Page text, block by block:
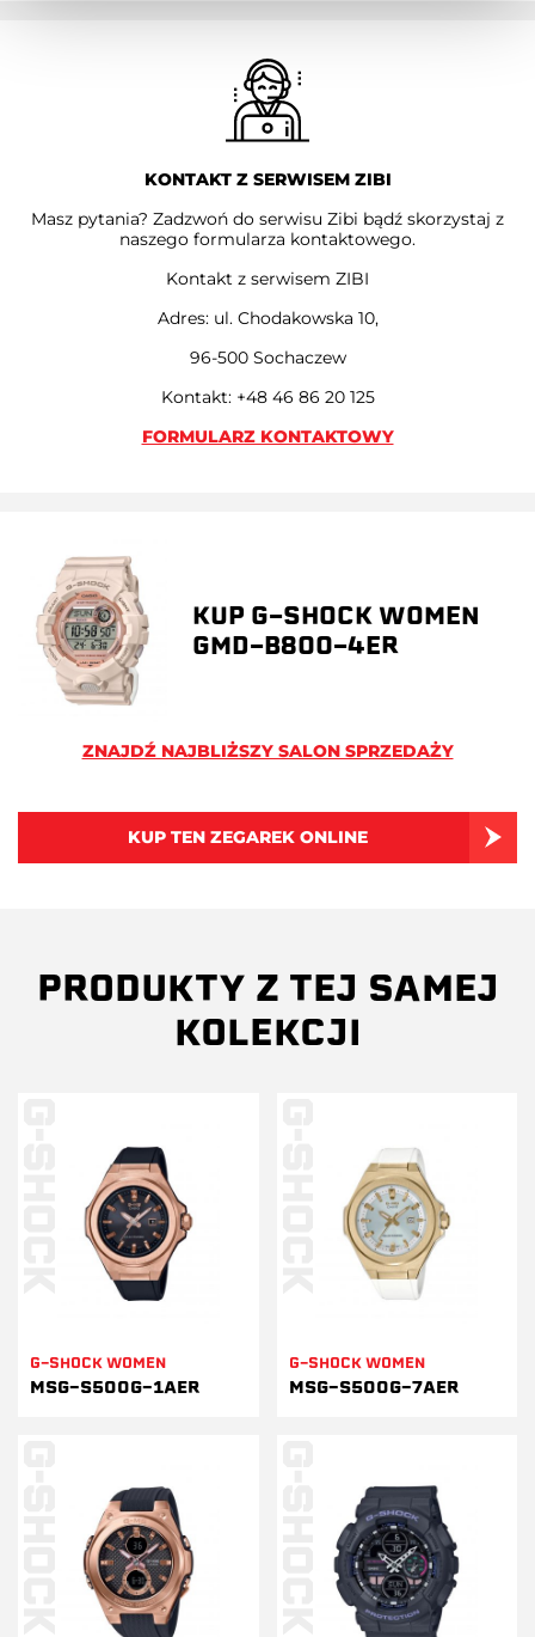
KONTAKT Z SERWISEM ZIBI
Masz pytania? Zadzwoń do serwisu Zibi bądź skorzystaj z
naszego formularza kontaktowego.
Kontakt z serwisem ZIBI
Adres: ul. Chodakowska 10,
96-500 Sochaczew
Kontakt: +48 46 86 20 125
FORMULARZ KONTAKTOWY
KUP G-SHOCK WOMEN
GMD-B800-4ER
ZNAJDŹ NAJBLIŻSZY SALON SPRZEDAŻY
KUP TEN ZEGAREK ONLINE
PRODUKTY Z TEJ SAMEJ
KOLEKCJI
G-SHOCK WOMEN
MSG-S500G-1AER
G-SHOCK WOMEN
MSG-S500G-7AER